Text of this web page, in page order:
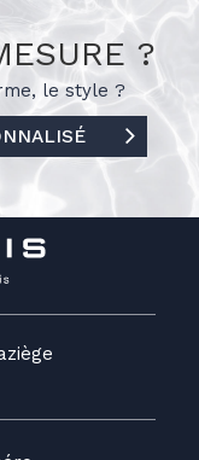
?
lestyle ?